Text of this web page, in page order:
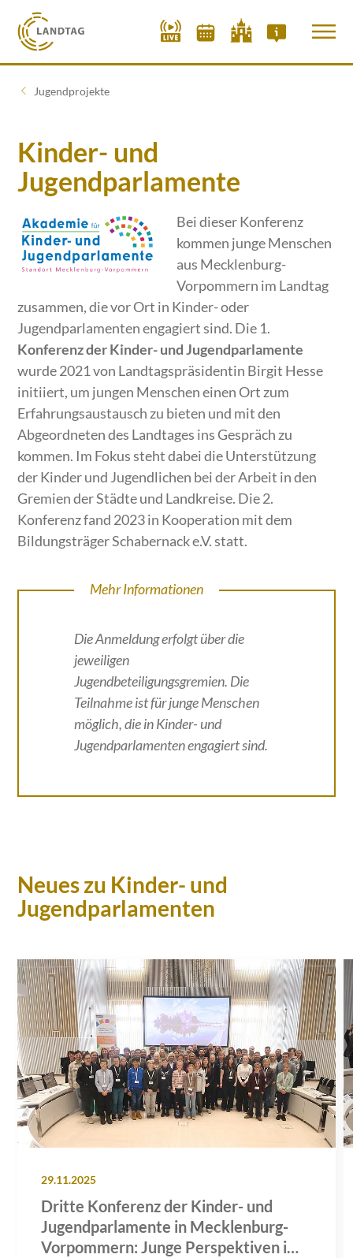
Jugendprojekte
Kinder- und
Jugendparlamente
Bei dieser Konferenz
kommen junge Menschen
aus Mecklenburg-
Vorpommern im Landtag
zusammen, die vor Ort in Kinder- oder
Jugendparlamenten engagiert sind. Die 1.
Konferenz der Kinder- und Jugendparlamente
wurde 2021 von Landtagspräsidentin Birgit Hesse
initiiert, um jungen Menschen einen Ort zum
Erfahrungsaustausch zu bieten und mit den
Abgeordneten des Landtages ins Gespräch zu
kommen. Im Fokus steht dabei die Unterstützung
der Kinder und Jugendlichen bei der Arbeit in den
Gremien der Städte und Landkreise. Die 2.
Konferenz fand 2023 in Kooperation mit dem
Bildungsträger Schabernack e.V. statt.
Mehr Informationen
Die Anmeldung erfolgt über die
jeweiligen
Jugendbeteiligungsgremien. Die
Teilnahme ist für junge Menschen
möglich, die in Kinder- und
Jugendparlamenten engagiert sind.
Neues zu Kinder- und
Jugendparlamenten
29.11.2025
Dritte Konferenz der Kinder- und
Jugendparlamente in Mecklenburg-
Vorpommern: Junge Perspektiven im